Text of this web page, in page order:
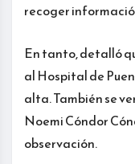
recoger
En tanto, detalló
al Hospital de
alta. También se
Noemi Cóndor
observación.